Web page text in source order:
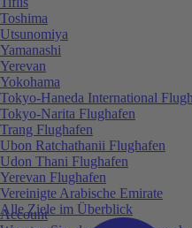
Account
Toshima
Utsunomiya
Yamanashi
Yerevan
Yokohama
Tokyo-Haneda International
Tokyo-Narita Flughafen
Trang Flughafen
Ubon Ratchathanii Flughafen
Udon Thani Flughafen
Yerevan Flughafen
Vereinigte Arabische Emirate
Alle Ziele im Überblick